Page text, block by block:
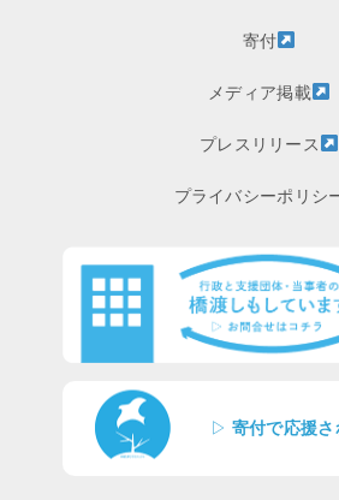
寄付
メディア掲載
プレスリリース
プライバシーポリシ
▷ 寄付で応援